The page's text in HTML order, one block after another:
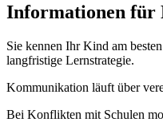
Informationen für
Sie kennen Ihr Kind am
langfristige Lernstrategie.
Kommunikation läuft über
Bei Konflikten mit Schulen